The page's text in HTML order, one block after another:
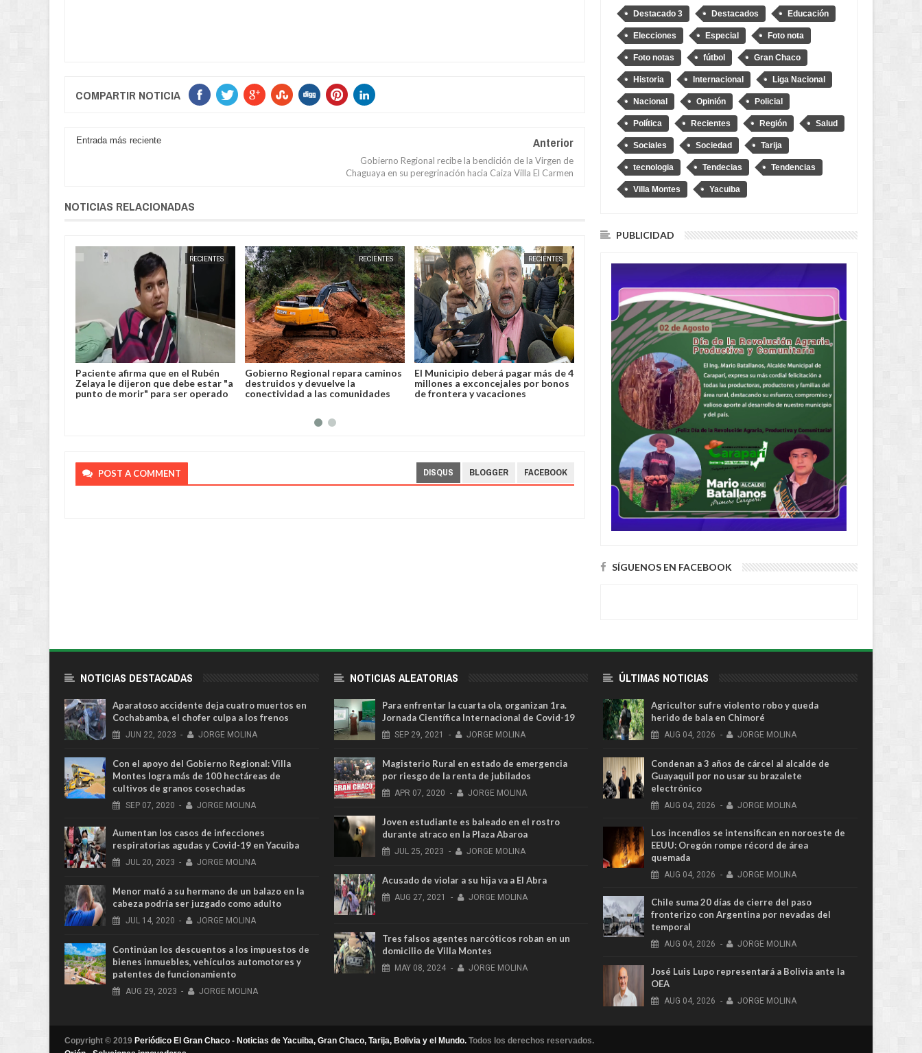
COMPARTIR NOTICIA
Entrada más reciente Anterior
Gobierno Regional recibe la bendición de la Virgen de
Chaguaya en su peregrinación hacia Caiza Villa El Carmen
NOTICIAS RELACIONADAS
JUN
RECIENTES
Paciente afirma que en el Rubén
Zelaya le dijeron que debe estar "a
punto de morir" para ser operado
RECIENTES
Gobierno Regional repara caminos
destruidos y devuelve la
conectividad a las comunidades
RECIENTES
El Municipio deberá pagar más de 4
millones a exconcejales por bonos
de frontera y vacaciones
Yacuiba: Este 9 de junio vence el
plazo para el pago de impuestos
con descuento del 30%
JORGE MOLINA
Yacuiba: Logran rescatar y
repatriar a una adolescente
argentina víctima de trata y
proxenetismo
POST A COMMENT DISQUS BLOGGER FACEBOOK
Destacado 3 Destacados Educación
Elecciones Especial Foto nota
Foto notas fútbol Gran Chaco
Historia Internacional Liga Nacional
Nacional Opinión Policial
Política Recientes Región Salud
Sociales Sociedad Tarija
tecnologia Tendecias Tendencias
Villa Montes Yacuiba
PUBLICIDAD
SÍGUENOS EN FACEBOOK
NOTICIAS DESTACADAS
Aparatoso accidente deja cuatro muertos en
Cochabamba, el chofer culpa a los frenos
JUN 22, 2023 - JORGE MOLINA
Con el apoyo del Gobierno Regional: Villa
Montes logra más de 100 hectáreas de
cultivos de granos cosechadas
SEP 07, 2020 - JORGE MOLINA
Aumentan los casos de infecciones
respiratorias agudas y Covid-19 en Yacuiba
JUL 20, 2023 - JORGE MOLINA
Menor mató a su hermano de un balazo en la
cabeza podría ser juzgado como adulto
JUL 14, 2020 - JORGE MOLINA
Continúan los descuentos a los impuestos de
bienes inmuebles, vehículos automotores y
patentes de funcionamiento
AUG 29, 2023 - JORGE MOLINA
NOTICIAS ALEATORIAS
Para enfrentar la cuarta ola, organizan 1ra.
Jornada Científica Internacional de Covid-19
SEP 29, 2021 - JORGE MOLINA
Magisterio Rural en estado de emergencia
por riesgo de la renta de jubilados
APR 07, 2020 - JORGE MOLINA
Joven estudiante es baleado en el rostro
durante atraco en la Plaza Abaroa
JUL 25, 2023 - JORGE MOLINA
Acusado de violar a su hija va a El Abra
AUG 27, 2021 - JORGE MOLINA
Tres falsos agentes narcóticos roban en un
domicilio de Villa Montes
MAY 08, 2024 - JORGE MOLINA
ÚLTIMAS NOTICIAS
Agricultor sufre violento robo y queda
herido de bala en Chimoré
AUG 04, 2026 - JORGE MOLINA
Condenan a 3 años de cárcel al alcalde de
Guayaquil por no usar su brazalete
electrónico
AUG 04, 2026 - JORGE MOLINA
Los incendios se intensifican en noroeste de
EEUU: Oregón rompe récord de área
quemada
AUG 04, 2026 - JORGE MOLINA
Chile suma 20 días de cierre del paso
fronterizo con Argentina por nevadas del
temporal
AUG 04, 2026 - JORGE MOLINA
José Luis Lupo representará a Bolivia ante la
OEA
AUG 04, 2026 - JORGE MOLINA
Copyright © 2019 Periódico El Gran Chaco - Noticias de Yacuiba, Gran Chaco, Tarija, Bolivia y el Mundo. Todos los derechos reservados.